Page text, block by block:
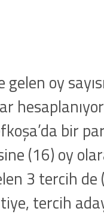
oy
bir
(16) oy
3 tercih de
tercih